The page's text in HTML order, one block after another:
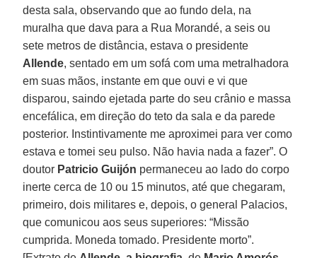
desta sala, observando que ao fundo dela, na
muralha que dava para a Rua Morandé, a seis ou
sete metros de distância, estava o presidente
Allende, sentado em um sofá com uma metralhadora
em suas mãos, instante em que ouvi e vi que
disparou, saindo ejetada parte do seu crânio e massa
encefálica, em direção do teto da sala e da parede
posterior. Instintivamente me aproximei para ver como
estava e tomei seu pulso. Não havia nada a fazer”. O
doutor Patricio Guijón permaneceu ao lado do corpo
inerte cerca de 10 ou 15 minutos, até que chegaram,
primeiro, dois militares e, depois, o general Palacios,
que comunicou aos seus superiores: “Missão
cumprida. Moneda tomado. Presidente morto”.